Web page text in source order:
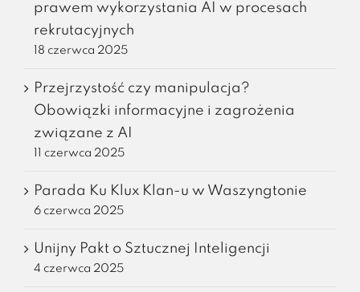
prawem wykorzystania AI w procesach
rekrutacyjnych
18 czerwca 2025
Przejrzystość czy manipulacja?
Obowiązki informacyjne i zagrożenia
związane z AI
11 czerwca 2025
Parada Ku Klux Klan-u w Waszyngtonie
6 czerwca 2025
Unijny Pakt o Sztucznej Inteligencji
4 czerwca 2025